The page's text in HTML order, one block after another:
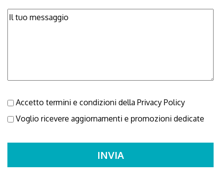
Accetto termini e condizioni della Privacy Policy
Voglio ricevere aggiornamenti e promozioni dedicate